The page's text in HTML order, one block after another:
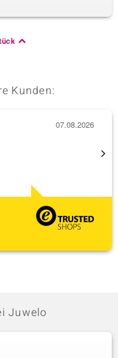
Kunden:
07.08.2026
Juwelo